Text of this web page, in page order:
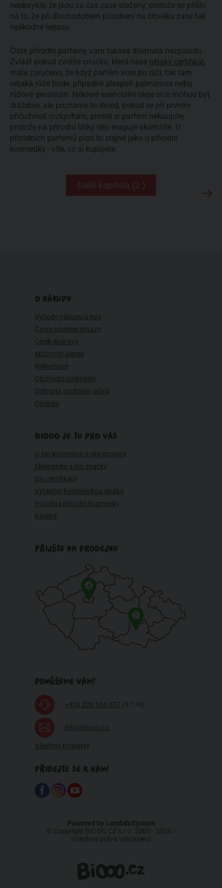
neobvyklé, že jsou za čas zase staženy, protože se přišlo
na to, že při dlouhodobém působení na člověka zase tak
neškodné nejsou.
Čistě přírodní parfémy vám taková dilemata nezpůsobí.
Zvlášť pokud zvolíte značku, která nese nějaký certifikát,
máte zaručeno, že když parfém voní po růži, tak tam
nějaká růže bude, případně alespoň palmarosa nebo
růžové geránium. Některé esenciální oleje sice mohou být
dráždivé, ale poznáme to ihned, pokud se při prvním
přičichnutí rozkýcháte, prostě si parfém nekoupíte,
protože na přírodní látky tělo reaguje okamžitě. U
přírodních parfémů platí to stejné jako u přírodní
kosmetiky - víte, co si kupujete.
Další kapitola (2.)
O NÁKUPU
Výhody nákupu u nás
Často kladené dotazy
Ceník dopravy
Možnosti plateb
Reklamace
Obchodní podmínky
Ochrana osobních údajů
Cookies
BIOOO JE TU PRO VÁS
O bio kosmetice a eko drogerii
Ekologické a bio značky
Bio certifikáty
Vyhledat kosmetickou složku
Poradna přírodní kosmetiky
Kariéra
PŘIJĎTE NA PRODEJNU
1
4
POMŮŽEME VÁM?
+420 220 555 077 (9-17h)
info@biooo.cz
Všechny kontakty
PŘIDEJTE SE K NÁM!
Powered by LambdaSystem
© Copyright BIOOO.CZ s.r.o. 2007 - 2026 /
Všechna práva vyhrazena